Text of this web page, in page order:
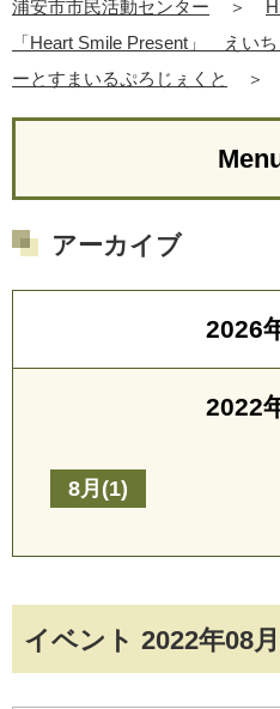
浦安市市民活動センター ＞
「Heart Smile Present」 えい
ーとすまいるぷろじぇくと
＞
イベント 2022年08月
アーカイブ
2026
2022
8月(1)